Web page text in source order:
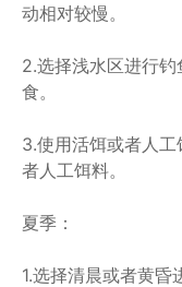
动相对较慢。
2.选择浅水区进行
食。
3.使用活饵或者人
者人工饵料。
夏季：
1.选择清晨或者黄昏